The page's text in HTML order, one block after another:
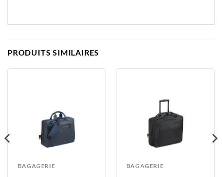
PRODUITS SIMILAIRES
BAGAGERIE BAGAGERIE